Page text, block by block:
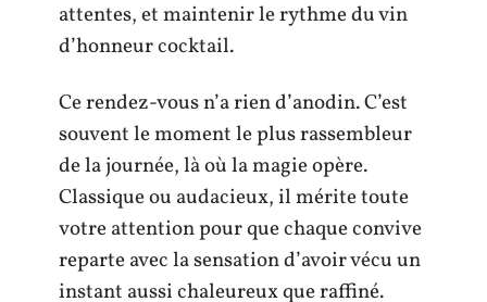
attentes, et maintenir le rythme du vin
d’honneur cocktail.
Ce rendez-vous n’a rien d’anodin. C’est
souvent le moment le plus rassembleur
de la journée, là où la magie opère.
Classique ou audacieux, il mérite toute
votre attention pour que chaque convive
reparte avec la sensation d’avoir vécu un
instant aussi chaleureux que raffiné.